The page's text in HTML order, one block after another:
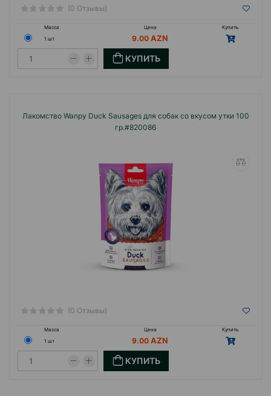
(0 Отзывы)
Масса Цена
Купить
1 шт
9.00
КУПИТЬ
Лакомство Wanpy Duck Sausages для собак со вкусом утки 100
гр.#820086
(0 Отзывы)
Масса Цена
Купить
1 шт
9.00
КУПИТЬ